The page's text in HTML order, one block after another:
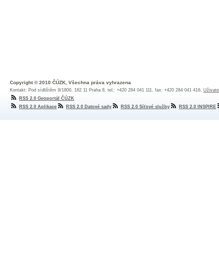
Copyright © 2010 ČÚZK, Všechna práva vyhrazena
Kontakt: Pod sídlištěm 9/1800, 182 11 Praha 8, tel.: +420 284 041 111, fax: +420 284 041 416,
RSS 2.0 Geoportál ČÚZK
RSS 2.0 Aplikace
RSS 2.0 Datové sady RSS 2.0 Síťové služby RSS 2.0 INSPIRE